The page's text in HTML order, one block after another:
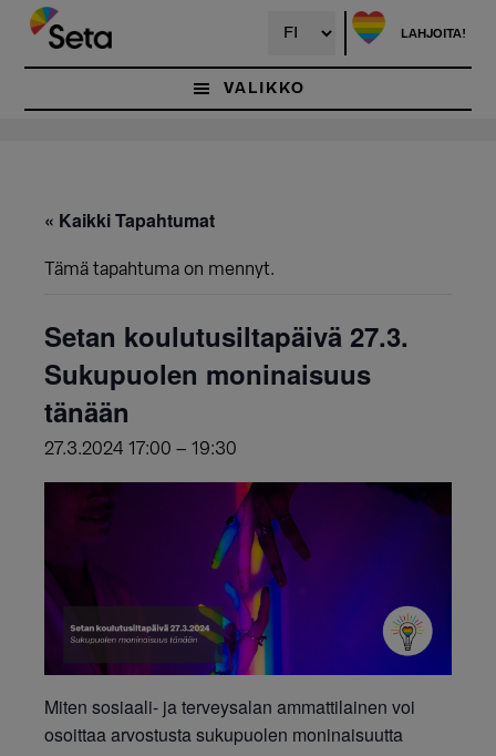
Hyppää
pääsisältöön
LAHJOITA!
VALIKKO
« Kaikki Tapahtumat
Tämä tapahtuma on mennyt.
Setan koulutusiltapäivä 27.3.
Sukupuolen moninaisuus
tänään
27.3.2024 17:00 – 19:30
Miten sosiaali- ja terveysalan ammattilainen voi
osoittaa arvostusta sukupuolen moninaisuutta